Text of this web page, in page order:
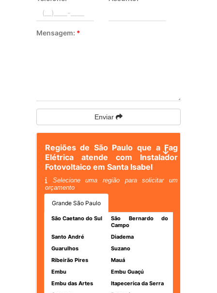
Mensagem: *
Enviar
Regiões de São Paulo que a Fag
Elétrica atende com Instalador
Fotovoltaico em Santa Isabel
Selecione uma região para solicitar um
orçamento
Grande São Paulo
São Caetano do Sul
São Bernardo do
Campo
Santo André
Diadema
Guarulhos
Suzano
Ribeirão Pires
Mauá
Embu
Embu Guaçú
Embu das Artes
Itapecerica da Serra